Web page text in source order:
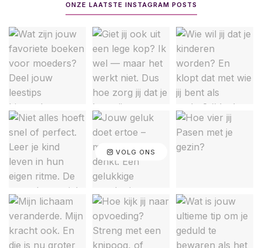
ONZE LAATSTE INSTAGRAM POSTS
VOLG ONS